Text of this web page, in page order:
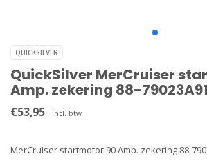
QUICKSILVER
QuickSilver MerCruiser
Amp. zekering 88-79023A91
€53,95 Incl. btw
MerCruiser startmotor 90 Amp. zekering 88-